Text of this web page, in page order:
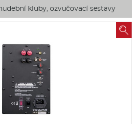
kluby, ozvučovací sestavy
